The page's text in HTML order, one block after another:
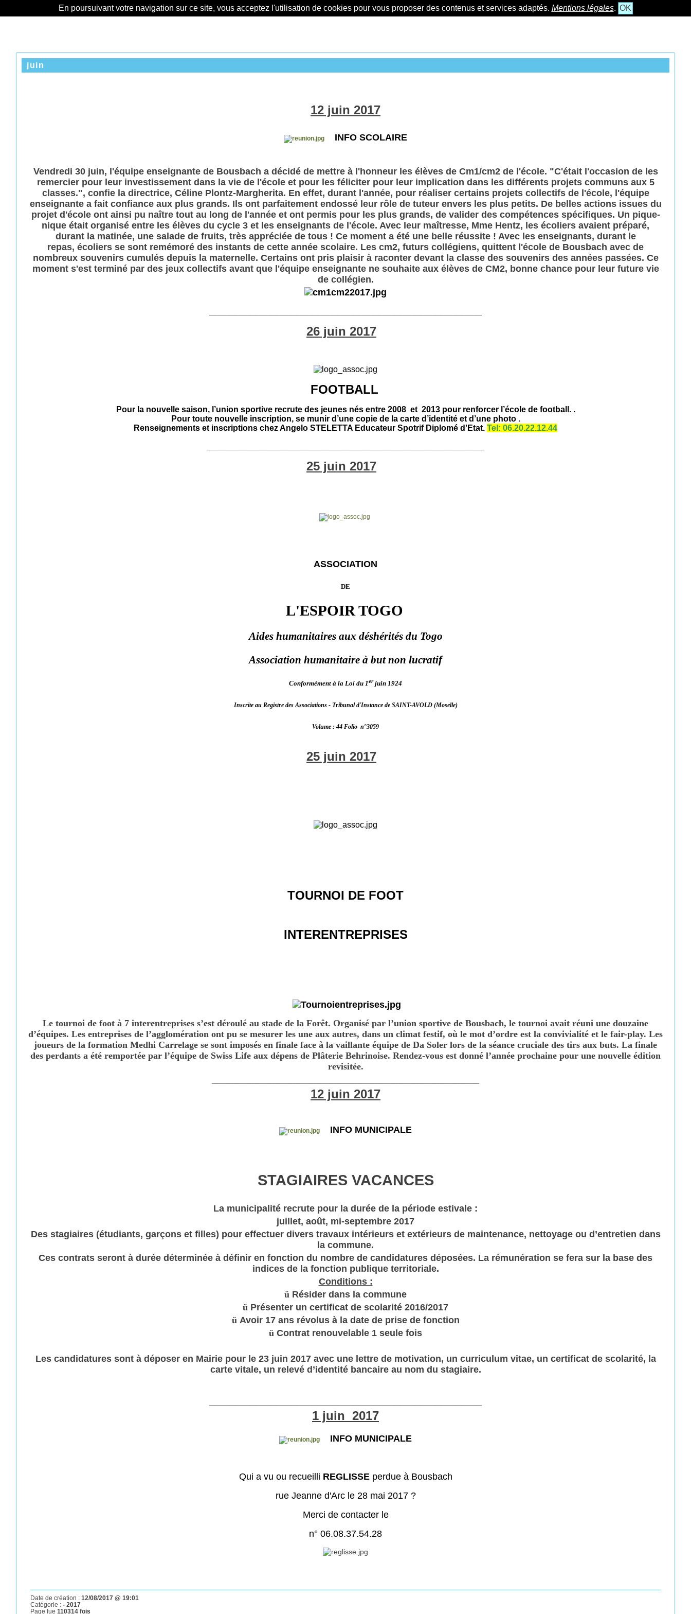
En poursuivant votre navigation sur ce site, vous acceptez l'utilisation de cookies pour vous proposer des contenus et services adaptés. Mentions légales. OK
juin
12 juin 2017
INFO SCOLAIRE
Vendredi 30 juin, l'équipe enseignante de Bousbach a décidé de mettre à l'honneur les élèves de Cm1/cm2 de l'école. "C'était l'occasion de les
remercier pour leur investissement dans la vie de l'école et pour les féliciter pour leur implication dans les différents projets communs aux 5
classes.", confie la directrice, Céline Plontz-Margherita. En effet, durant l'année, pour réaliser certains projets collectifs de l'école, l'équipe
enseignante a fait confiance aux plus grands. Ils ont parfaitement endossé leur rôle de tuteur envers les plus petits. De belles actions issues du
projet d'école ont ainsi pu naître tout au long de l'année et ont permis pour les plus grands, de valider des compétences spécifiques. Un pique-
nique était organisé entre les élèves du cycle 3 et les enseignants de l'école. Avec leur maîtresse, Mme Hentz, les écoliers avaient préparé,
durant la matinée, une salade de fruits, très appréciée de tous ! Ce moment a été une belle réussite ! Avec les enseignants, durant le
repas, écoliers se sont remémoré des instants de cette année scolaire. Les cm2, futurs collégiens, quittent l'école de Bousbach avec de
nombreux souvenirs cumulés depuis la maternelle. Certains ont pris plaisir à raconter devant la classe des souvenirs des années passées. Ce
moment s'est terminé par des jeux collectifs avant que l'équipe enseignante ne souhaite aux élèves de CM2, bonne chance pour leur future vie
de collégien.
26 juin 2017
FOOTBALL
Pour la nouvelle saison, l’union sportive recrute des jeunes nés entre 2008 et 2013 pour renforcer l’école de football. .
Pour toute nouvelle inscription, se munir d’une copie de la carte d’identité et d’une photo .
Renseignements et inscriptions chez Angelo STELETTA Educateur Spotrif Diplomé d'Etat. Tel: 06.20.22.12.44
25 juin 2017
ASSOCIATION
DE
L'ESPOIR TOGO
Aides humanitaires aux déshérités du Togo
Association humanitaire à but non lucratif
Conformément à la Loi du 1erjuin 1924
Inscrite au Registre des Associations - Tribunal d'Instance de SAINT-AVOLD (Moselle)
Volume : 44 Folio n°3059
25 juin 2017
TOURNOI DE FOOT
INTERENTREPRISES
Le tournoi de foot à 7 interentreprises s’est déroulé au stade de la Forêt. Organisé par l’union sportive de Bousbach, le tournoi avait réuni une douzaine
d’équipes. Les entreprises de l’agglomération ont pu se mesurer les une aux autres, dans un climat festif, où le mot d’ordre est la convivialité et le fair-play. Les
joueurs de la formation Medhi Carrelage se sont imposés en finale face à la vaillante équipe de Da Soler lors de la séance cruciale des tirs aux buts. La finale
des perdants a été remportée par l’équipe de Swiss Life aux dépens de Plâterie Behrinoise. Rendez-vous est donné l’année prochaine pour une nouvelle édition
revisitée.
12 juin 2017
INFO MUNICIPALE
STAGIAIRES VACANCES
La municipalité recrute pour la durée de la période estivale :
juillet, août, mi-septembre 2017
Des stagiaires (étudiants, garçons et filles) pour effectuer divers travaux intérieurs et extérieurs de maintenance, nettoyage ou d’entretien dans
la commune.
Ces contrats seront à durée déterminée à définir en fonction du nombre de candidatures déposées. La rémunération se fera sur la base des
indices de la fonction publique territoriale.
Conditions :
ü Résider dans la commune
ü Présenter un certificat de scolarité 2016/2017
ü Avoir 17 ans révolus à la date de prise de fonction
ü Contrat renouvelable 1 seule fois
Les candidatures sont à déposer en Mairie pour le 23 juin 2017 avec une lettre de motivation, un curriculum vitae, un certificat de scolarité, la
carte vitale, un relevé d’identité bancaire au nom du stagiaire.
1 juin 2017
INFO MUNICIPALE
Qui a vu ou recueilli REGLISSEperdue à Bousbach
rue Jeanne d'Arc le 28 mai 2017 ?
Merci de contacter le
n° 06.08.37.54.28
Date de création : 12/08/2017 @ 19:01
Catégorie : - 2017
Page lue 110314 fois